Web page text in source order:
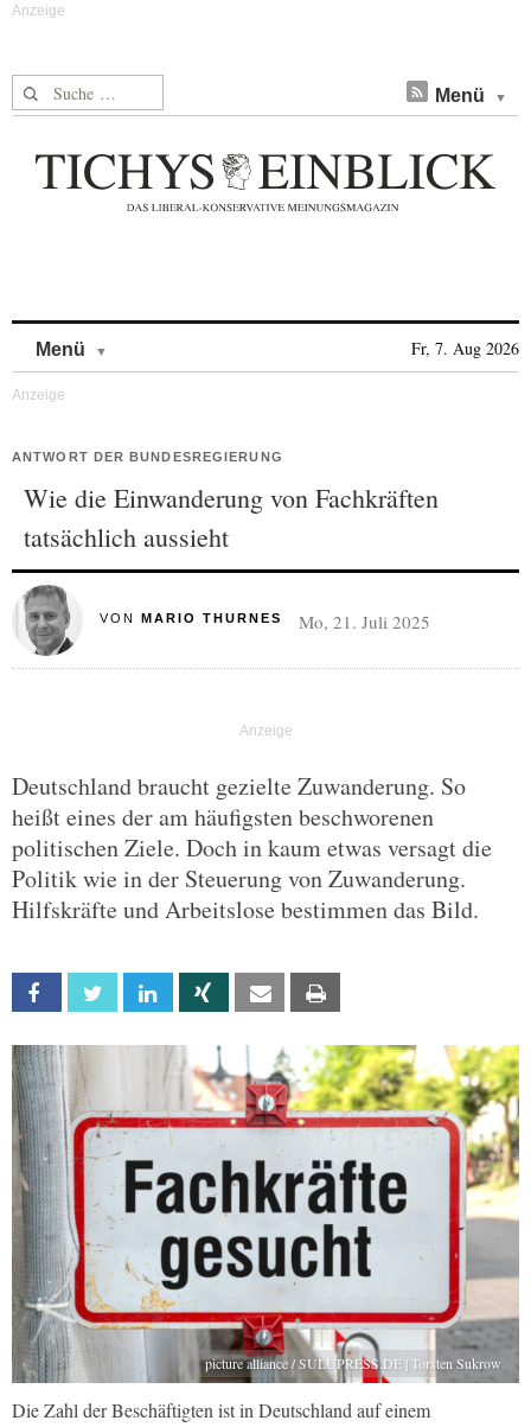
Suche nach: Menü
Menü Fr, 7. Aug 2026
ANTWORT DER BUNDESREGIERUNG
Wie die Einwanderung von Fachkräften
tatsächlich aussieht
VON MARIO THURNES Mo, 21. Juli 2025
Deutschland braucht gezielte Zuwanderung. So
heißt eines der am häufigsten beschworenen
politischen Ziele. Doch in kaum etwas versagt die
Politik wie in der Steuerung von Zuwanderung.
Hilfskräfte und Arbeitslose bestimmen das Bild.
Facebook Twitter Linkedin Xing Email
picture alliance / SULUPRESS.DE | Torsten Sukrow
Die Zahl der Beschäftigten ist in Deutschland auf einem